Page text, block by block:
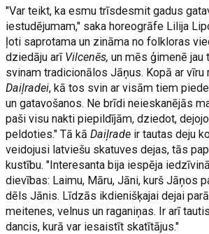
"Var teikt, ka esmu trīsdesmit gadus
iestudējumam," saka horeogrāfe Lilija
ļoti saprotama un zināma no folkloras
dziedāju arī Vilcenēs, un mēs ģimenē
svinam tradicionālos Jāņus. Kopā ar
Daiļradei, kā tos svin ar visām tiem
un gatavošanos. Ne brīdi neieskanējās
paši visu nakti piepildījām, dziedot,
peldoties." Tā kā Daiļrade ir tautas deju
veidojusi latviešu skatuves dejas, tās
kustību. "Interesanta bija iespēja
dievības: Laimu, Māru, Jāni, kurš Jāņos
dēls Jānis. Līdzās ikdienišķajai dejai
meitenes, velnus un raganiņas. Ir arī
dancis, kurā var iesaistīt skatītājus."